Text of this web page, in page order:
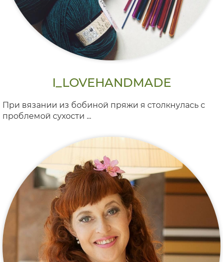
I_LOVEHANDMADE
При вязании из бобиной пряжи я столкнулась с
проблемой сухости ...